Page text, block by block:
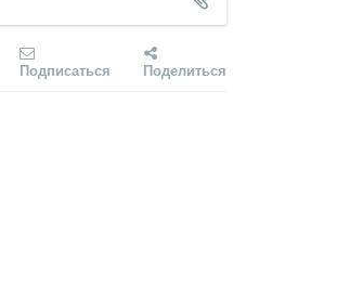
Подписаться Поделиться